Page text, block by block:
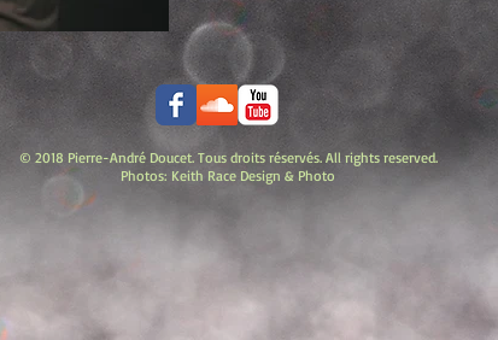
© 2018 Pierre-André Doucet. Tous droits réservés. All rights reserved.
Photos: Keith Race Design & Photo